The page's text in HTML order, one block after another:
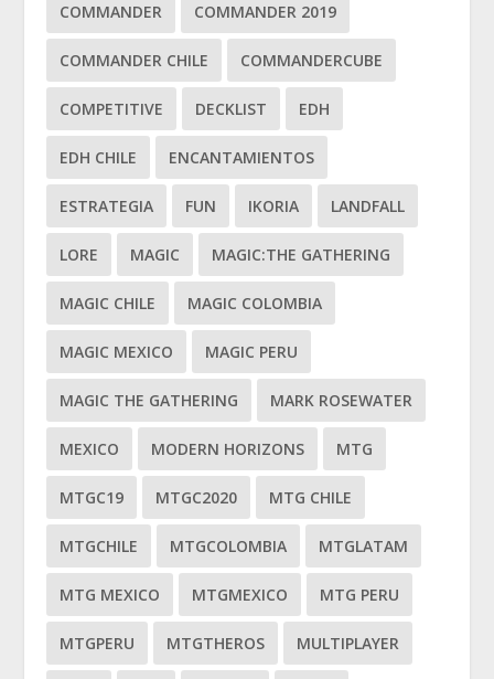
COMMANDER COMMANDER 2019
COMMANDER CHILE COMMANDERCUBE
COMPETITIVE DECKLIST EDH
EDH CHILE ENCANTAMIENTOS
ESTRATEGIA FUN IKORIA LANDFALL
LORE MAGIC MAGIC:THE GATHERING
MAGIC CHILE MAGIC COLOMBIA
MAGIC MEXICO MAGIC PERU
MAGIC THE GATHERING MARK ROSEWATER
MEXICO MODERN HORIZONS MTG
MTGC19 MTGC2020 MTG CHILE
MTGCHILE MTGCOLOMBIA MTGLATAM
MTG MEXICO MTGMEXICO MTG PERU
MTGPERU MTGTHEROS MULTIPLAYER